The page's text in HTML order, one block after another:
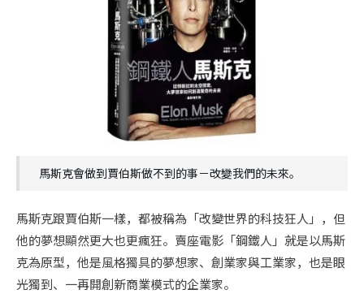
馬斯克會做到賈伯斯做不到的事－改變我們的未來。
馬斯克跟賈伯斯一樣，都被稱為「改變世界的科技狂人」，但
他的夢想顯然更大也更瘋狂。賣座電影「鋼鐵人」就是以馬斯
克為原型，他是風格獨具的夢想家、創業家與工業家，也是眼
光獨到、一再開創新商業模式的企業家。